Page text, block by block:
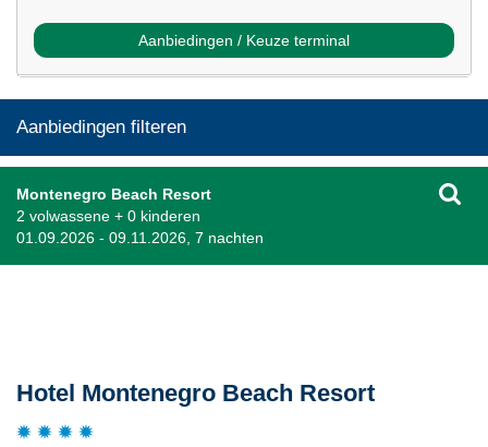
Aanbiedingen / Keuze terminal
Aanbiedingen filteren
Montenegro Beach Resort
2 volwassene + 0 kinderen
01.09.2026 - 09.11.2026, 7 nachten
Hotel Montenegro Beach Resort